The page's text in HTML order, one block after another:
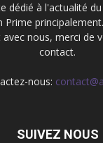
dédié à l'actualité
Prime
nous, merci de
contact.
nous:
SUIVEZ NOUS